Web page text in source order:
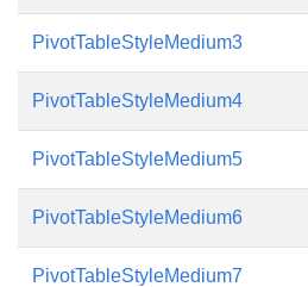
PivotTableStyleMedium3
PivotTableStyleMedium4
PivotTableStyleMedium5
PivotTableStyleMedium6
PivotTableStyleMedium7